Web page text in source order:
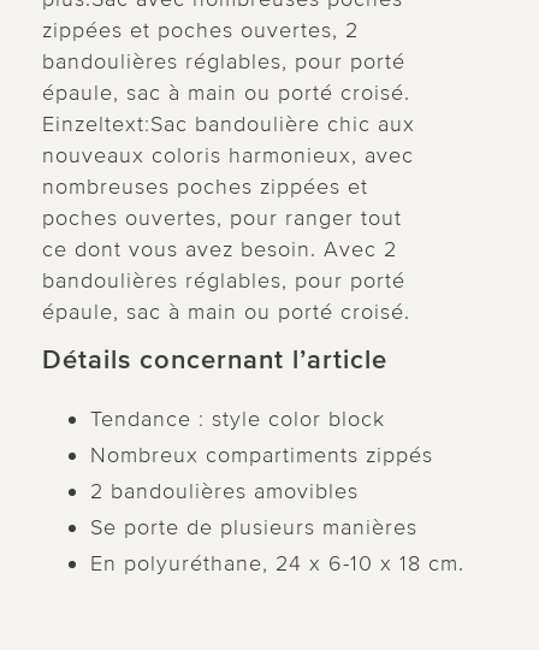
zippées et poches ouvertes, 2
bandoulières réglables, pour porté
épaule, sac à main ou porté croisé.
Einzeltext:Sac bandoulière chic aux
nouveaux coloris harmonieux, avec
nombreuses poches zippées et
poches ouvertes, pour ranger tout
ce dont vous avez besoin. Avec 2
bandoulières réglables, pour porté
épaule, sac à main ou porté croisé.
Détails concernant l’article
Tendance : style color block
Nombreux compartiments zippés
2 bandoulières amovibles
Se porte de plusieurs manières
En polyuréthane, 24 x 6-10 x 18 cm.